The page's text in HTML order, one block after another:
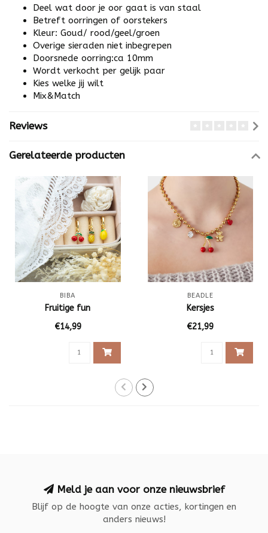
Deel wat door je oor gaat is van staal
Betreft oorringen of oorstekers
Kleur: Goud/ rood/geel/groen
Overige sieraden niet inbegrepen
Doorsnede oorring:ca 10mm
Wordt verkocht per gelijk paar
Kies welke jij wilt
Mix&Match
Reviews
Gerelateerde producten
BIBA
Fruitige fun
€14,99
BEADLE
Kersjes
€21,99
Meld je aan voor onze nieuwsbrief
Blijf op de hoogte van onze acties, kortingen en
anders nieuws!